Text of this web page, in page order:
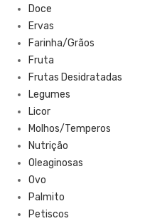
Doce
Ervas
Farinha/Grãos
Fruta
Frutas Desidratadas
Legumes
Licor
Molhos/Temperos
Nutrição
Oleaginosas
Ovo
Palmito
Petiscos